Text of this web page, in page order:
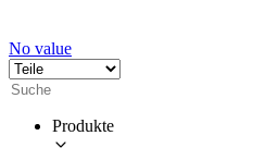
No value
Produkte